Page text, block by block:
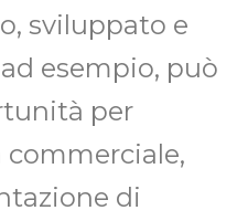
sviluppato e
esempio, può
per
di